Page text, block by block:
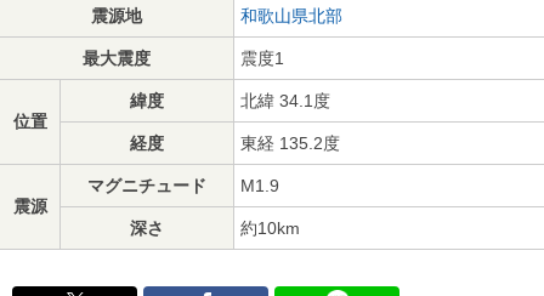
震源地 和歌山県北部
最大震度 震度1
位置
緯度 北緯 34.1度
経度 東経 135.2度
震源
マグニチュード M1.9
深さ 約10km